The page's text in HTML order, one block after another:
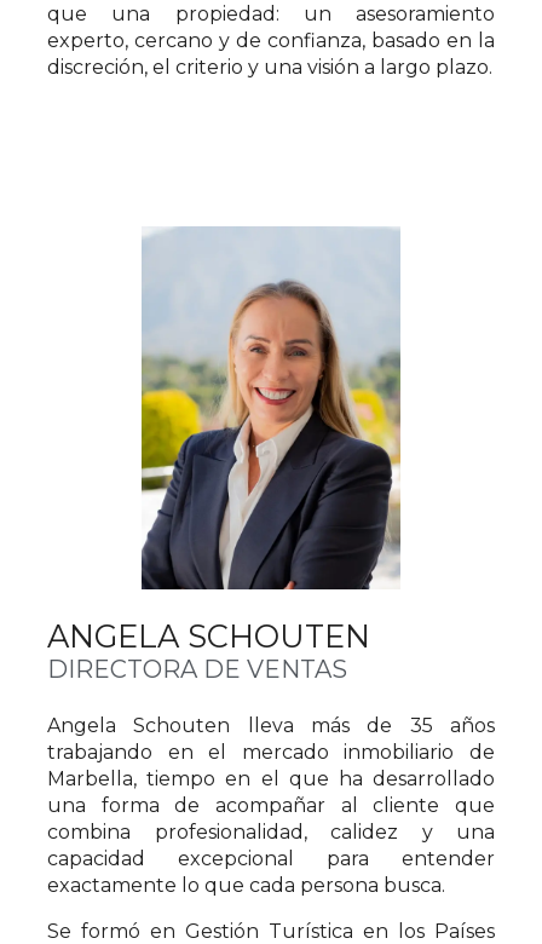
que una propiedad: un asesoramiento
experto, cercano y de confianza, basado en la
discreción, el criterio y una visión a largo plazo.
ANGELA SCHOUTEN
DIRECTORA DE VENTAS
Angela Schouten lleva más de 35 años
trabajando en el mercado inmobiliario de
Marbella, tiempo en el que ha desarrollado
una forma de acompañar al cliente que
combina profesionalidad, calidez y una
capacidad excepcional para entender
exactamente lo que cada persona busca.
Se formó en Gestión Turística en los Países